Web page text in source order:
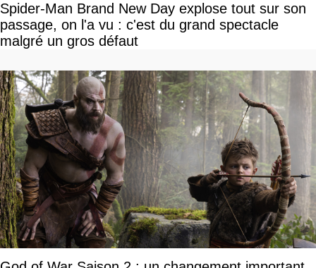
Spider-Man Brand New Day explose tout sur son
passage, on l'a vu : c'est du grand spectacle
malgré un gros défaut